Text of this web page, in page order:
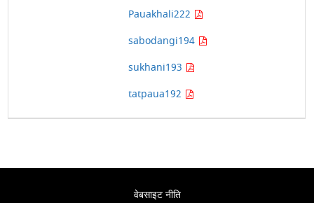
Pauakhali222
sabodangi194
sukhani193
tatpaua192
वेबसाइट नीति